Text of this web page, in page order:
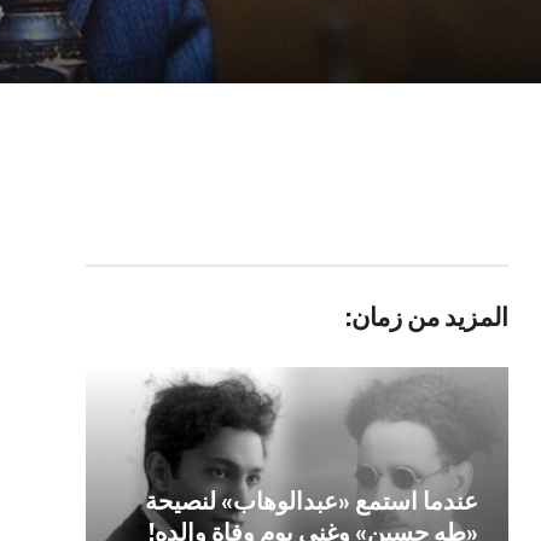
المزيد من زمان:
عندما استمع «عبدالوهاب» لنصيحة
«طه حسين» وغنى يوم وفاة والده!